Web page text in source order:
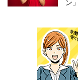
ン